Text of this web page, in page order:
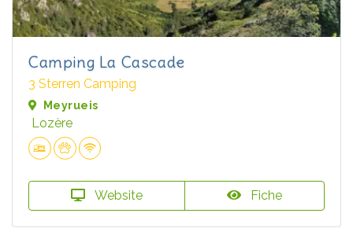
Camping La Cascade
3 Sterren Camping
Meyrueis
Lozère
Website Fiche